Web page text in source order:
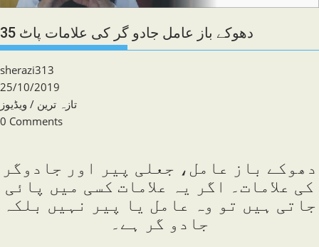
دھوکے باز عامل جادو گر کی علامات پاٹ 35
Post
author:
sherazi313
Post
published:
25/10/2019
Post
category:
تازہ ترین / ویڈیوز
Post
0 Comments
دھوکے باز عامل، جعلی پیر اور جادوگر
کی علامات۔ اگر یہ علامات کسی میں پائی
جاتی ہیں تو وہ عامل یا پیر نہیں بلکہ
جادو گر ہے۔